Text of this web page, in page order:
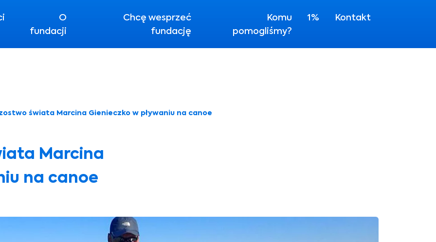
O
fundacji
Chcę wesprzeć
fundację
Komu
pomogliśmy?
1% Kontakt
świata Marcina Gienieczko w pływaniu na canoe
Marcina
na canoe